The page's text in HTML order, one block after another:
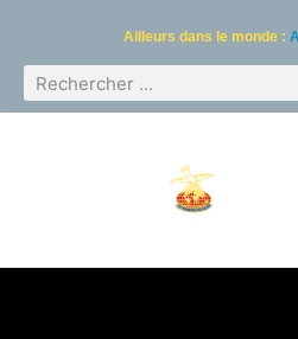
Ailleurs dans le monde :